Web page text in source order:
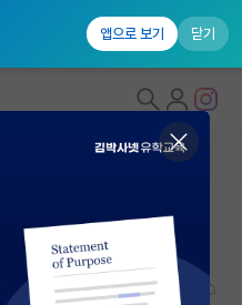
앱으로 보기 닫기
에서 석박해야하나요?